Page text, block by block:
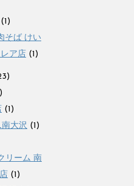
(1)
そば けい
ア店 (1)
(1)
南大沢 (1)
リーム 南
(1)